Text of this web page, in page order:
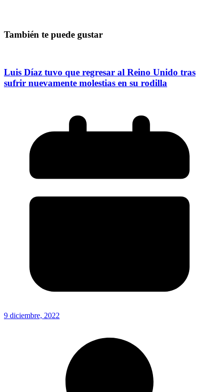
También te puede gustar
Luis Díaz tuvo que regresar al Reino Unido tras
sufrir nuevamente molestias en su rodilla
9 diciembre, 2022